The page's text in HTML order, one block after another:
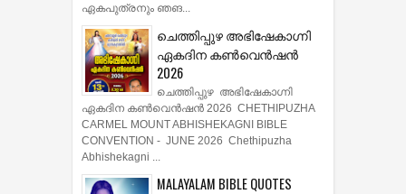
ഏകപുത്രനും ഞങ...
ചെത്തിപ്പുഴ അഭിഷേകാഗ്നി
ഏകദിന കൺവെൻഷൻ
2026
ചെത്തിപ്പുഴ അഭിഷേകാഗ്നി
ഏകദിന കൺവെൻഷൻ 2026 CHETHIPUZHA
CARMEL MOUNT ABHISHEKAGNI BIBLE
CONVENTION - JUNE 2026 Chethipuzha
Abhishekagni ...
MALAYALAM BIBLE QUOTES